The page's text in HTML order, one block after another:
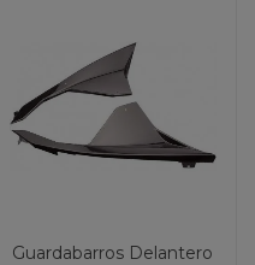
Guardabarros Delantero